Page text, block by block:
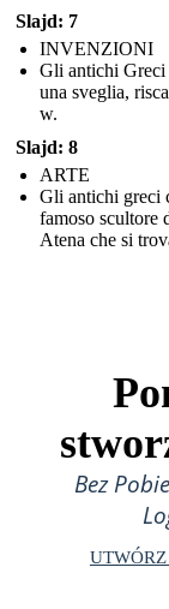
Slajd: 7
INVENZIONI
Gli antichi Greci
una sveglia,
w.
Slajd: 8
ARTE
Gli antichi greci
famoso scultore
Atena che si
Bez